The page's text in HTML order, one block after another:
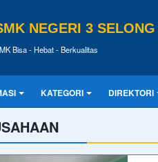
NEGERI 3 SELONG
Bisa - Hebat - Berkualitas
KATEGORI DIREKTORI